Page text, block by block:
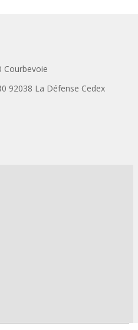
Courbevoie
92038 La Défense Cedex